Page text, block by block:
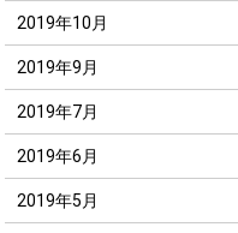
2019年10月
2019年9月
2019年7月
2019年6月
2019年5月